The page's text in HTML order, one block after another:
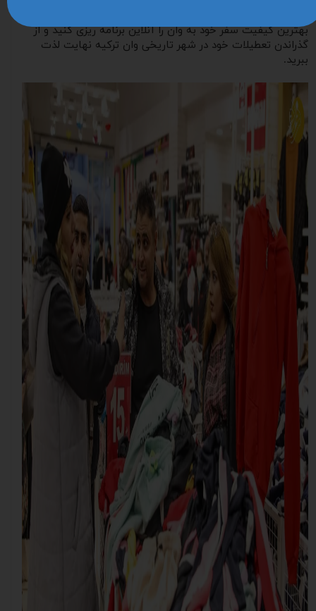
بهترین کیفیت سفر خود به وان را آنلاین برنامه ریزی کنید و از
گذراندن تعطیلات خود در شهر تاریخی وان ترکیه نهایت لذت
ببرید.